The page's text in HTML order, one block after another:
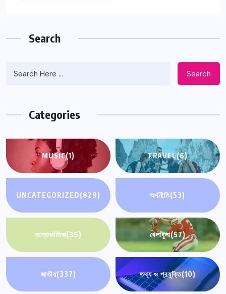
Search
Search
Categories
MUSIC(1) TRAVEL(6)
UNCATEGORIZED(829) অর্থনীতি(53)
আন্তর্জাতিক(36) খেলাধুলা(57)
জাতীয়(337) তথ্য ও প্রযুক্তি(10)